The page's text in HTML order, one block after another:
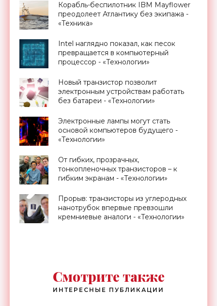
Корабль-беспилотник IBM Mayflower
преодолеет Атлантику без экипажа -
«Техника»
Intel наглядно показал, как песок
превращается в компьютерный
процессор - «Технологии»
Новый транзистор позволит
электронным устройствам работать
без батареи - «Технологии»
Электронные лампы могут стать
основой компьютеров будущего -
«Технологии»
От гибких, прозрачных,
тонкопленочных транзисторов – к
гибким экранам - «Технологии»
Прорыв: транзисторы из углеродных
нанотрубок впервые превзошли
кремниевые аналоги - «Технологии»
Смотрите также
ИНТЕРЕСНЫЕ ПУБЛИКАЦИИ